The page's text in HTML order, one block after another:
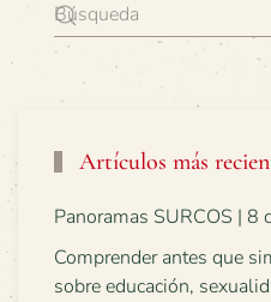
Artículos más
Panoramas SURCOS | 8
Comprender antes que
sobre educación,